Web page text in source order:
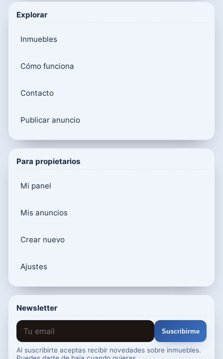
Explorar
Inmuebles
Cómo funciona
Contacto
Publicar anuncio
Para propietarios
Mi panel
Mis anuncios
Crear nuevo
Ajustes
Newsletter
Suscribirme
Al suscribirte aceptas recibir novedades sobre inmuebles.